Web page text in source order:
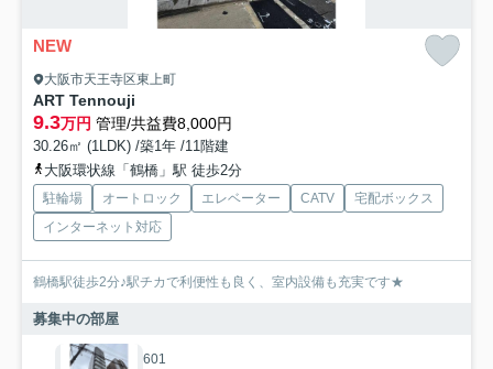
NEW
大阪市天王寺区東上町
ART Tennouji
9.3万円 管理/共益費8,000円
30.26㎡ (1LDK) /築1年 /11階建
大阪環状線「鶴橋」駅 徒歩2分
駐輪場 オートロック エレベーター CATV
宅配ボックス
インターネット対応
鶴橋駅徒歩2分♪駅チカで利便性も良く、室内設備も充実です★
募集中の部屋
601